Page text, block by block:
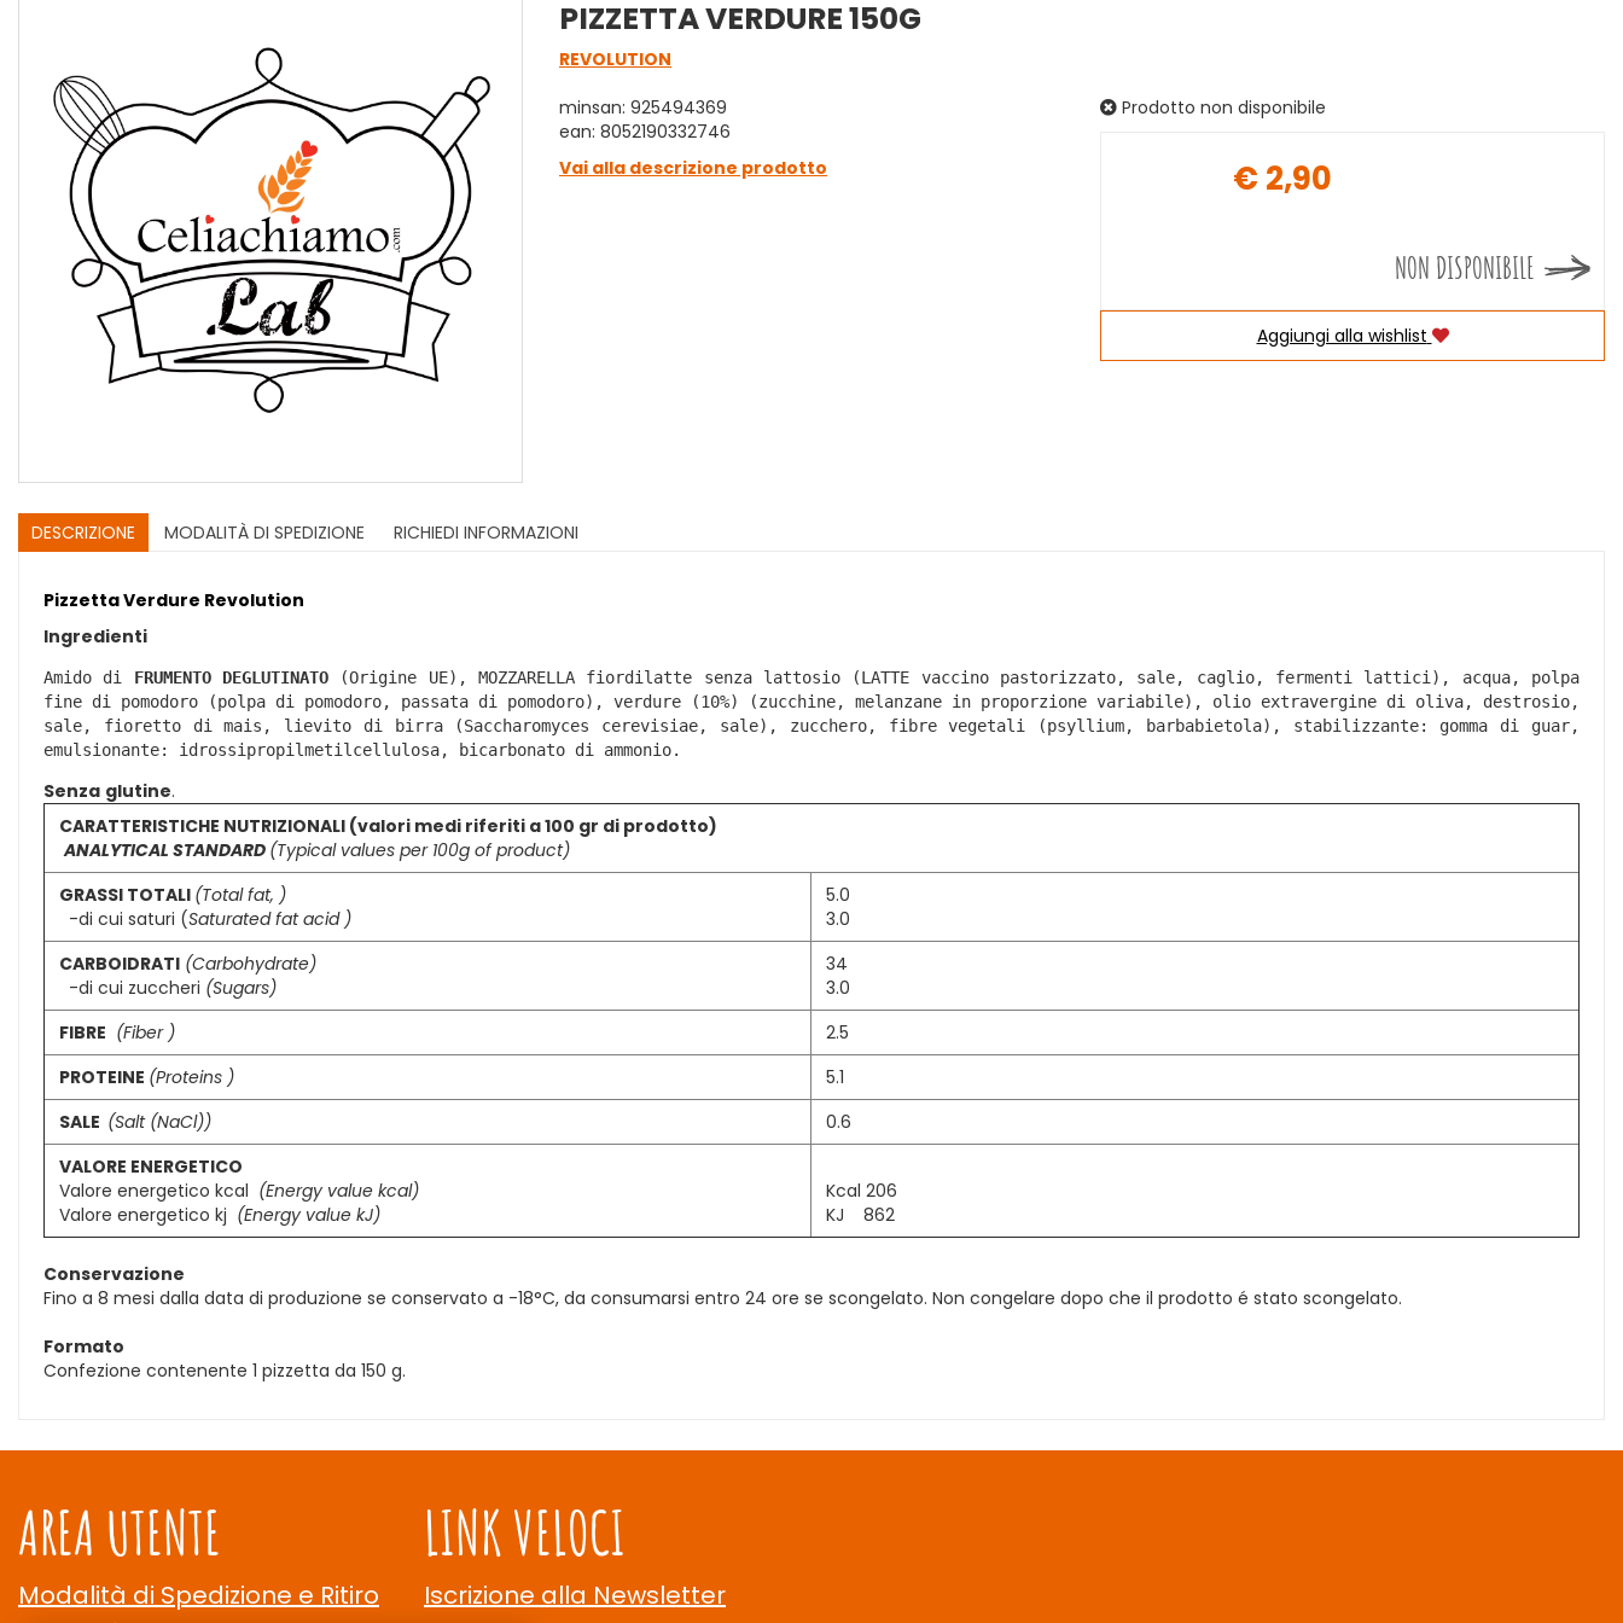
PIZZETTA VERDURE 150G
REVOLUTION
minsan: 925494369
ean: 8052190332746
Vai alla descrizione prodotto
Prodotto non disponibile
€ 2,90
NON DISPONIBILE
Aggiungi alla wishlist
DESCRIZIONE MODALITÀ DI SPEDIZIONE RICHIEDI INFORMAZIONI
Pizzetta Verdure Revolution
Ingredienti
Amido di FRUMENTO DEGLUTINATO (Origine UE), MOZZARELLA fiordilatte senza lattosio (LATTE vaccino pastorizzato, sale, caglio, fermenti lattici), acqua, polpa
fine di pomodoro (polpa di pomodoro, passata di pomodoro), verdure (10%) (zucchine, melanzane in proporzione variabile), olio extravergine di oliva, destrosio,
sale, fioretto di mais, lievito di birra (Saccharomyces cerevisiae, sale), zucchero, fibre vegetali (psyllium, barbabietola), stabilizzante: gomma di guar,
emulsionante: idrossipropilmetilcellulosa, bicarbonato di ammonio.
Senza glutine.
CARATTERISTICHE NUTRIZIONALI (valori medi riferiti a 100 gr di prodotto)
ANALYTICAL STANDARD (Typical values per 100g of product)
GRASSI TOTALI (Total fat, )
-di cui saturi (Saturated fat acid )
5.0
3.0
CARBOIDRATI (Carbohydrate)
-di cui zuccheri (Sugars)
34
3.0
FIBRE (Fiber )
2.5
PROTEINE (Proteins )
5.1
SALE (Salt (NaCl))
0.6
VALORE ENERGETICO
Valore energetico kcal (Energy value kcal)
Valore energetico kj (Energy value kJ)
Kcal 206
KJ 862
Conservazione
Fino a 8 mesi dalla data di produzione se conservato a -18°C, da consumarsi entro 24 ore se scongelato. Non congelare dopo che il prodotto é stato scongelato.
Formato
Confezione contenente 1 pizzetta da 150 g.
AREA UTENTE
Modalità di Spedizione e Ritiro
LINK VELOCI
Iscrizione alla Newsletter